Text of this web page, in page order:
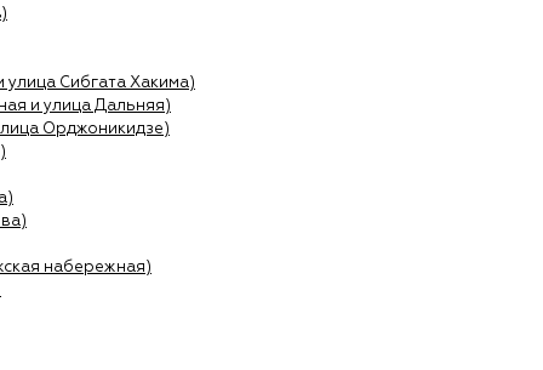
улица Сибгата Хакима)
и улица Дальняя)
Орджоникидзе)
набережная)